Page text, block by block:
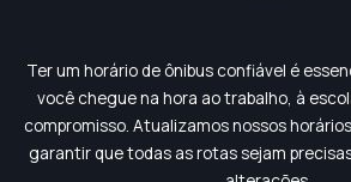
Ter um horário de ônibus confiável é
você chegue na hora ao trabalho, à
compromisso. Atualizamos nossos
garantir que todas as rotas sejam